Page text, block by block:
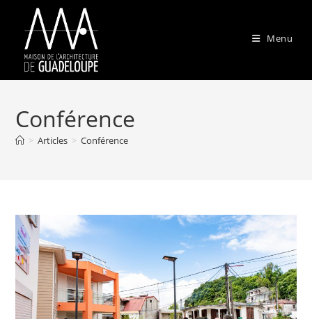
content
Menu
Conférence
> Articles > Conférence